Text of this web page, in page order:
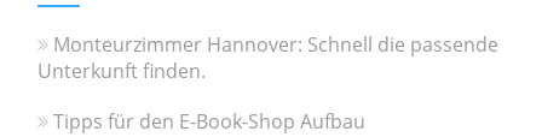
Monteurzimmer Hannover: Schnell die passende
Unterkunft finden.
Tipps für den E-Book-Shop Aufbau